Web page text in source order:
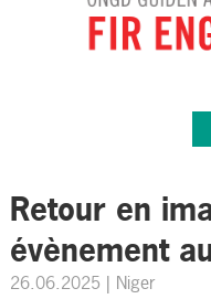
Retour en
évènement
26.06.2025 | Niger